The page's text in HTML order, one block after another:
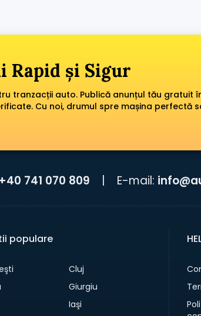
Rapid și Sigur
tranzacții auto. Publică anunțul tău gratuit
Cu noi, drumul spre mașina perfectă
+40 741 070 809 E-mail:
populare
Cluj
Giurgiu
Iaşi